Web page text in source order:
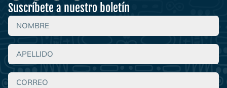
Suscríbete a nuestro boletín